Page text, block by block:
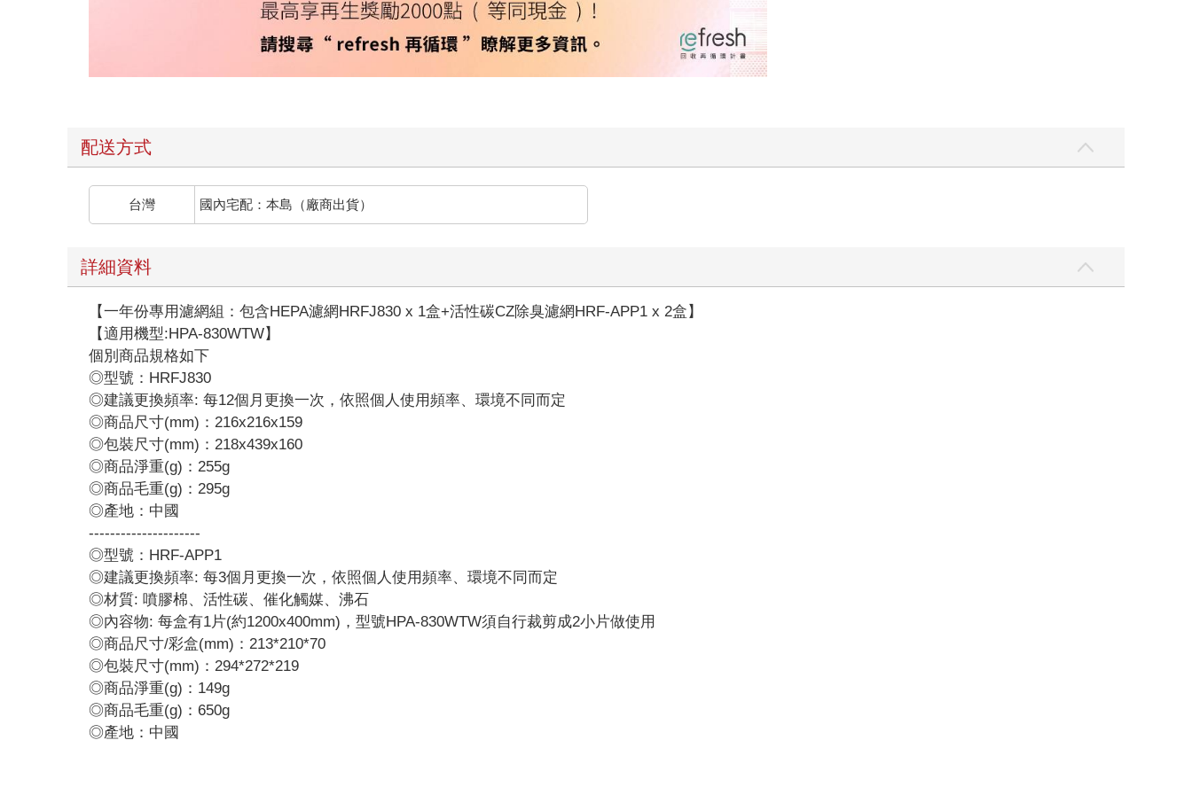
配送方式
台灣 國內宅配：本島（廠商出貨）
詳細資料
【一年份專用濾網組：包含HEPA濾網HRFJ830 x 1盒+活性碳CZ除臭濾網HRF-APP1 x 2盒】
【適用機型:HPA-830WTW】
個別商品規格如下
◎型號：HRFJ830
◎建議更換頻率: 每12個月更換一次，依照個人使用頻率、環境不同而定
◎商品尺寸(mm)：216x216x159
◎包裝尺寸(mm)：218x439x160
◎商品淨重(g)：255g
◎商品毛重(g)：295g
◎產地：中國
---------------------
◎型號：HRF-APP1
◎建議更換頻率: 每3個月更換一次，依照個人使用頻率、環境不同而定
◎材質: 噴膠棉、活性碳、催化觸媒、沸石
◎內容物: 每盒有1片(約1200x400mm)，型號HPA-830WTW須自行裁剪成2小片做使用
◎商品尺寸/彩盒(mm)：213*210*70
◎包裝尺寸(mm)：294*272*219
◎商品淨重(g)：149g
◎商品毛重(g)：650g
◎產地：中國